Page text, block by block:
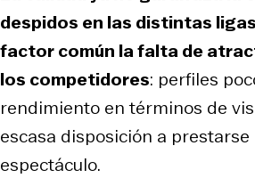
despidos en las distintas
factor común la falta de
los competidores: perfiles
rendimiento en términos de
escasa disposición a prestarse
espectáculo.